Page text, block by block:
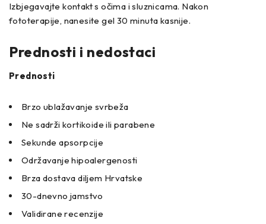
Izbjegavajte kontakt s očima i sluznicama. Nakon
fototerapije, nanesite gel 30 minuta kasnije.
Prednosti i nedostaci
Prednosti
Brzo ublažavanje svrbeža
Ne sadrži kortikoide ili parabene
Sekunde apsorpcije
Održavanje hipoalergenosti
Brza dostava diljem Hrvatske
30-dnevno jamstvo
Validirane recenzije